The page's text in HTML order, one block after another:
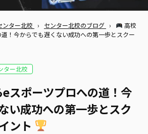
ンター北校 › センター北校のブログ ›
高校
！今からでも遅くない成功への第一歩とスクー
ター北校
スポーツプロへの道！今
い成功への第一歩とスク
ント